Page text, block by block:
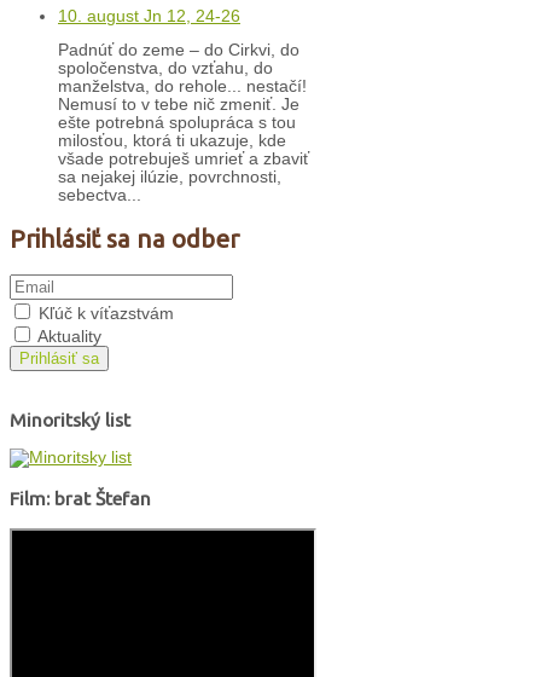
10. august Jn 12, 24-26
Padnúť do zeme – do Cirkvi, do
spoločenstva, do vzťahu, do
manželstva, do rehole... nestačí!
Nemusí to v tebe nič zmeniť. Je
ešte potrebná spolupráca s tou
milosťou, ktorá ti ukazuje, kde
všade potrebuješ umrieť a zbaviť
sa nejakej ilúzie, povrchnosti,
sebectva...
Prihlásiť sa na odber
Kľúč k víťazstvám
Aktuality
Prihlásiť sa
Minoritský list
Film: brat Štefan